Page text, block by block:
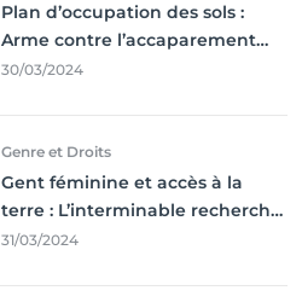
Plan d’occupation des sols :
Arme contre l’accaparement
des terres
30/03/2024
Genre et Droits
Gent féminine et accès à la
terre : L’interminable recherche
des droits
31/03/2024